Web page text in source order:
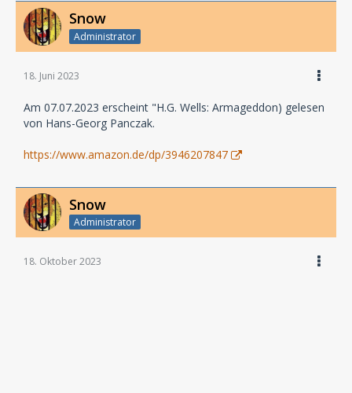
Snow
Administrator
18. Juni 2023
Am 07.07.2023 erscheint "H.G. Wells: Armageddon) gelesen
von Hans-Georg Panczak.
https://www.amazon.de/dp/3946207847
Snow
Administrator
18. Oktober 2023